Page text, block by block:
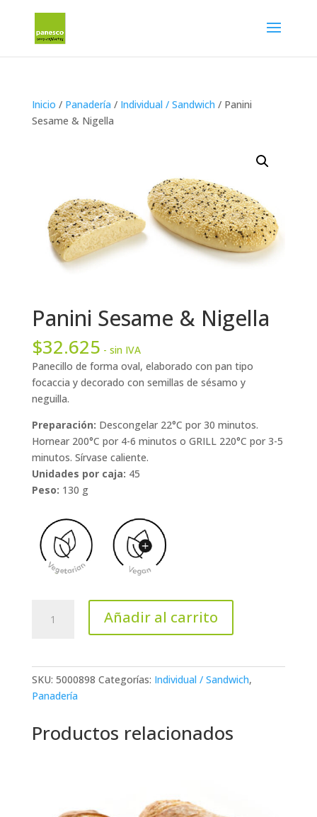
Inicio / Panadería / Individual / Sandwich / Panini
Sesame & Nigella
Panini Sesame & Nigella
$32.625 - sin IVA
Panecillo de forma oval, elaborado con pan tipo
focaccia y decorado con semillas de sésamo y
neguilla.
Preparación: Descongelar 22°C por 30 minutos.
Hornear 200°C por 4-6 minutos o GRILL 220°C por 3-5
minutos. Sírvase caliente.
Unidades por caja: 45
Peso: 130 g
Sesame
Añadir al carrito
SKU: 5000898 Categorías: Individual / Sandwich,
Panadería
Productos relacionados